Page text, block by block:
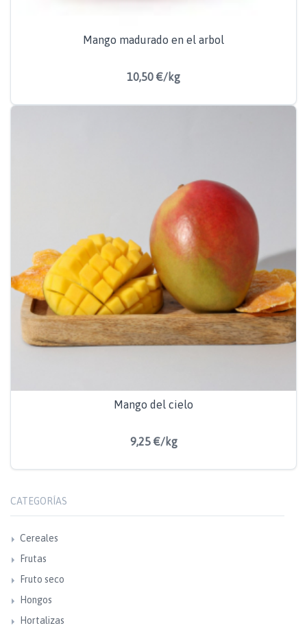
Mango madurado en el arbol
10,50 €/kg
Mango del cielo
9,25 €/kg
CATEGORÍAS
Cereales
Frutas
Fruto seco
Hongos
Hortalizas